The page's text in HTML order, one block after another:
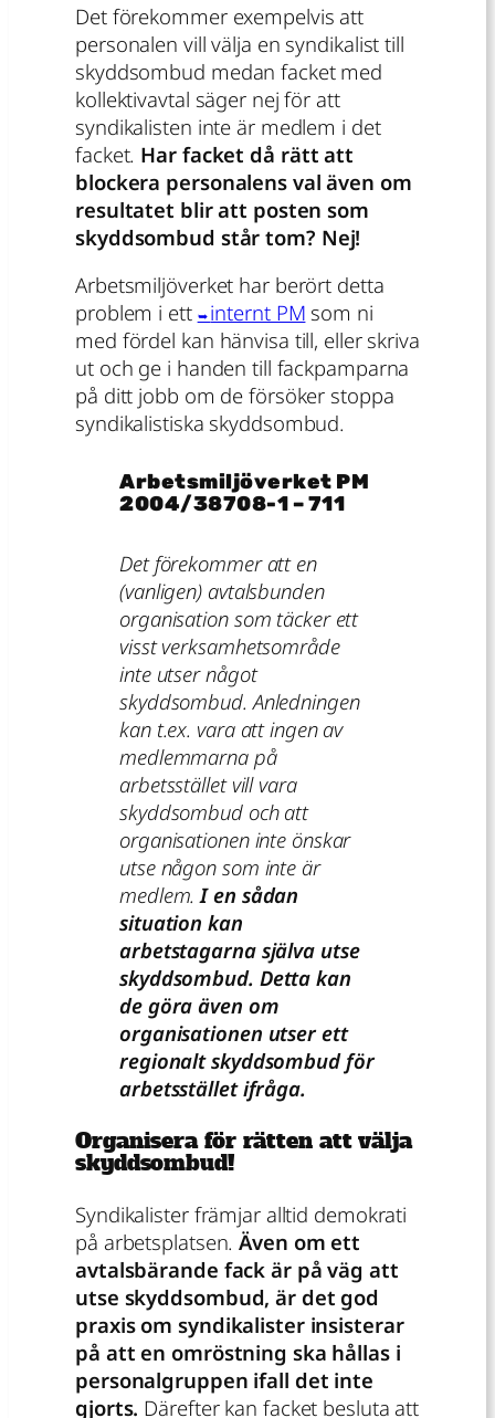
Det förekommer exempelvis att
personalen vill välja en syndikalist till
skyddsombud medan facket med
kollektivavtal säger nej för att
syndikalisten inte är medlem i det
facket. Har facket då rätt att
blockera personalens val även om
resultatet blir att posten som
skyddsombud står tom? Nej!
Arbetsmiljöverket har berört detta
problem i ett
internt PM som ni
med fördel kan hänvisa till, eller skriva
ut och ge i handen till fackpamparna
på ditt jobb om de försöker stoppa
syndikalistiska skyddsombud.
Arbetsmiljöverket PM
2004/38708-1 – 711
Det förekommer att en
(vanligen) avtalsbunden
organisation som täcker ett
visst verksamhetsområde
inte utser något
skyddsombud. Anledningen
kan t.ex. vara att ingen av
medlemmarna på
arbetsstället vill vara
skyddsombud och att
organisationen inte önskar
utse någon som inte är
medlem.I en sådan
situation kan
arbetstagarna själva utse
skyddsombud. Detta kan
de göra även om
organisationen utser ett
regionalt skyddsombud för
arbetsstället ifråga.
Organisera för rätten att välja
skyddsombud!
Syndikalister främjar alltid demokrati
på arbetsplatsen.Även om ett
avtalsbärande fack är på väg att
utse skyddsombud, är det god
praxis om syndikalister insisterar
på att en omröstning ska hållas i
personalgruppen ifall det inte
gjorts. Därefter kan facket besluta att